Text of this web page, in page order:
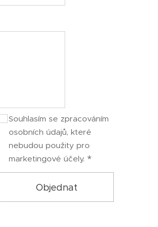
Souhlasím se zpracováním
osobních údajů, které
nebudou použity pro
marketingové účely.
Objednat